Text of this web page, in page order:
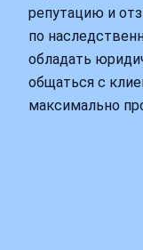
репутацию и
по
обладать
общаться с
максимально